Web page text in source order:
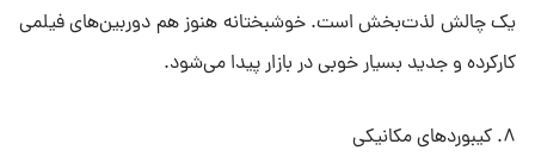
یک چالش لذت‌بخش است. خوشبختانه هنوز هم دوربین‌های فیلمی
کارکرده و جدید بسیار خوبی در بازار پیدا می‌شود.
۸. کیبوردهای مکانیکی